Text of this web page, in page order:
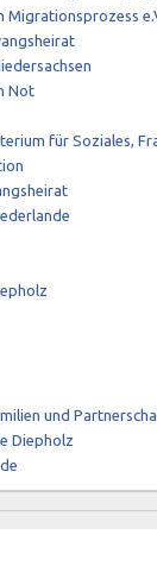
Migrationsprozess
Not
für Soziales,
und
Diepholz